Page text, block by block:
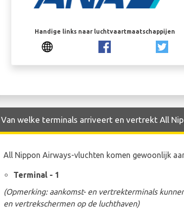
Handige links naar luchtvaartmaatschappijen
Van welke terminals arriveert en vertrekt All
All Nippon Airways-vluchten komen gewoonlijk
Terminal - 1
(Opmerking: aankomst- en vertrekterminals
en vertrekschermen op de luchthaven)